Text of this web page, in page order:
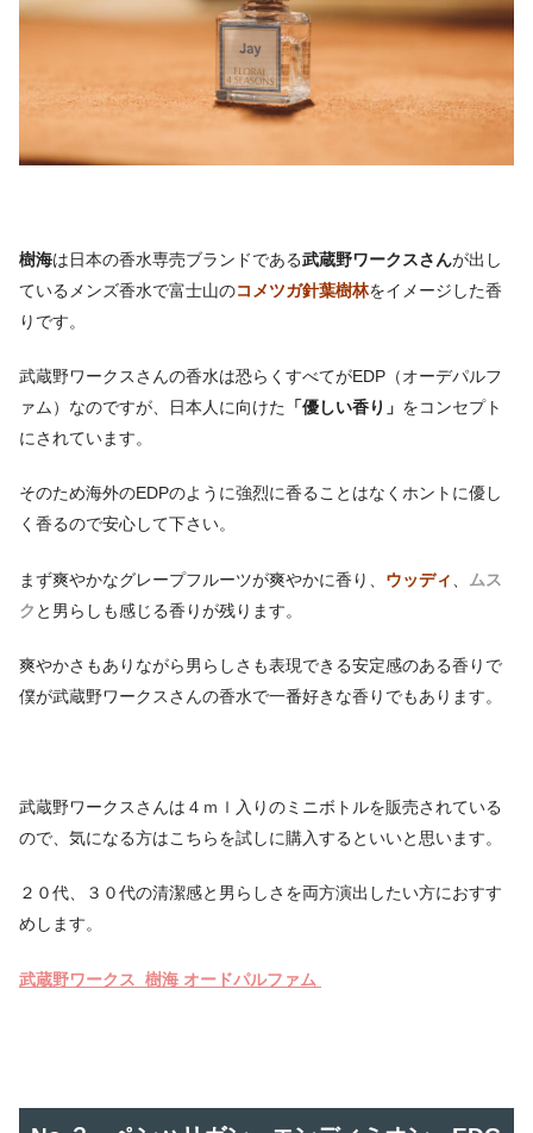
樹海は日本の香水専売ブランドである武蔵野ワークスさんが出し
ているメンズ香水で富士山のコメツガ針葉樹林をイメージした香
りです。
武蔵野ワークスさんの香水は恐らくすべてがEDP（オーデパルフ
ァム）なのですが、日本人に向けた
「優しい香り」 をコンセプト
にされています。
そのため海外のEDPのように強烈に香ることはなくホントに優し
く香るので安心して下さい。
まず爽やかなグレープフルーツが爽やかに香り、 ウッディ
ムス
ク と男らしも感じる香りが残ります。
爽やかさもありながら男らしさも表現できる安定感のある香りで
僕が武蔵野ワークスさんの香水で一番好きな香りでもあります。
武蔵野ワークスさんは４ｍｌ入りのミニボトルを販売されている
ので、気になる方はこちらを試しに購入するといいと思います。
２０代、３０代の清潔感と男らしさを両方演出したい方におすす
めします。
武蔵野ワークス 樹海 オードパルファム